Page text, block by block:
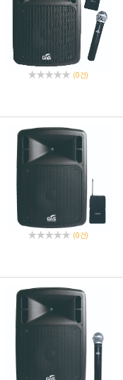
(0 건)
(0 건)